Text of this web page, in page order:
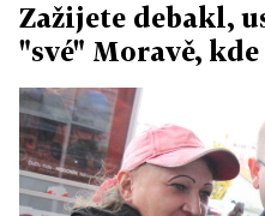
Zažijete debakl,
"své" Moravě,